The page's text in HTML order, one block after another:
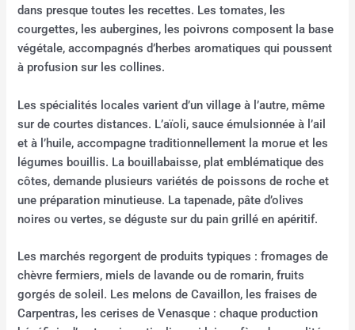
dans presque toutes les recettes. Les tomates, les
courgettes, les aubergines, les poivrons composent la base
végétale, accompagnés d’herbes aromatiques qui poussent
à profusion sur les collines.
Les spécialités locales varient d’un village à l’autre, même
sur de courtes distances. L’aïoli, sauce émulsionnée à l’ail
et à l’huile, accompagne traditionnellement la morue et les
légumes bouillis. La bouillabaisse, plat emblématique des
côtes, demande plusieurs variétés de poissons de roche et
une préparation minutieuse. La tapenade, pâte d’olives
noires ou vertes, se déguste sur du pain grillé en apéritif.
Les marchés regorgent de produits typiques : fromages de
chèvre fermiers, miels de lavande ou de romarin, fruits
gorgés de soleil. Les melons de Cavaillon, les fraises de
Carpentras, les cerises de Venasque : chaque production